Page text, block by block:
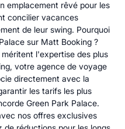
emplacement rêvé pour les
concilier vacances
de leur swing. Pourquoi
sur Matt Booking ?
l'expertise des plus
votre agence de voyage
directement avec la
les tarifs les plus
Green Park Palace.
nos offres exclusives